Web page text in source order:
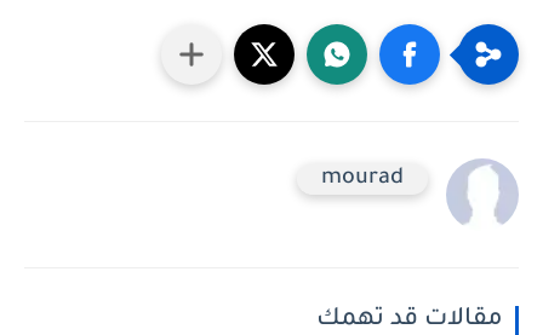
mourad
مقالات قد تهمك